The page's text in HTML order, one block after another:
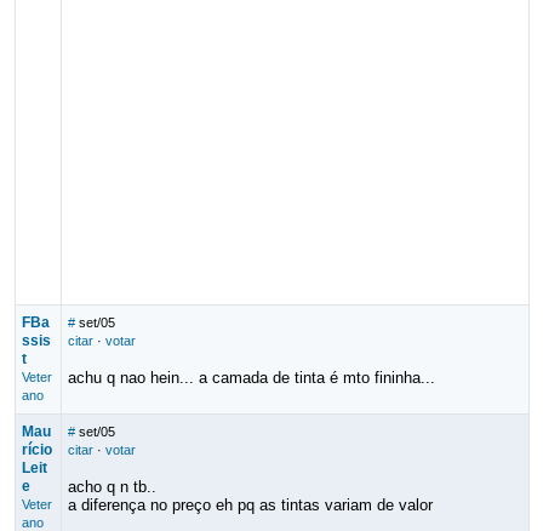
FBa
ssis
t
Veter
ano
# set/05
citar· votar
achu q nao hein... a camada de tinta é mto fininha...
Mau
rício
Leit
e
Veter
ano
# set/05
citar· votar
acho q n tb..
a diferença no preço eh pq as tintas variam de valor